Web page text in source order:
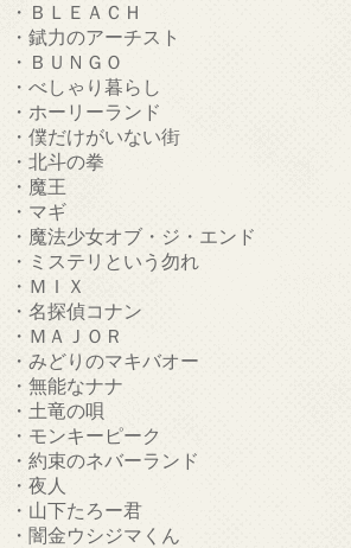
・ＢＬＥＡＣＨ
・錻力のアーチスト
・ＢＵＮＧＯ
・べしゃり暮らし
・ホーリーランド
・僕だけがいない街
・北斗の拳
・魔王
・マギ
・魔法少女オブ・ジ・エンド
・ミステリという勿れ
・ＭＩＸ
・名探偵コナン
・ＭＡＪＯＲ
・みどりのマキバオー
・無能なナナ
・土竜の唄
・モンキーピーク
・約束のネバーランド
・夜人
・山下たろー君
・闇金ウシジマくん